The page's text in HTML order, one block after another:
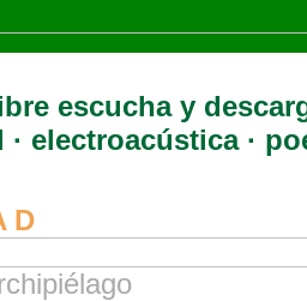
escucha y
electroacústica ·
D